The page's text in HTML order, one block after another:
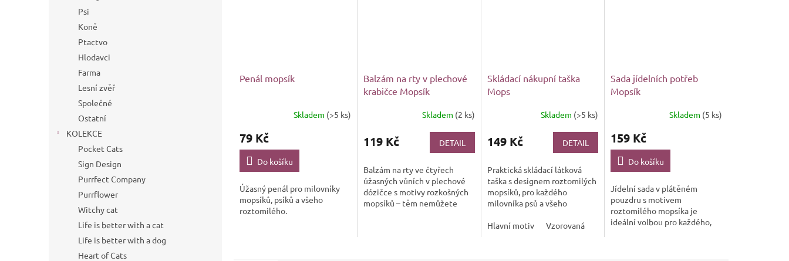
Psi
Koně
Ptactvo
Hlodavci
Farma
Lesní zvěř
Společné
Ostatní
KOLEKCE
Pocket Cats
Sign Design
Purrfect Company
Purrflower
Witchy cat
Life is better with a cat
Life is better with a dog
Heart of Cats
Penál mopsík
Skladem (>5 ks)
79 Kč
Do košíku
Úžasný penál pro milovníky
mopsíků, psíků a všeho
roztomilého.
Balzám na rty v plechové
krabičce Mopsík
Skladem (2 ks)
119 Kč DETAIL
Balzám na rty ve čtyřech
úžasných vůních v plechové
dózičce s motivy rozkošných
mopsíků – těm nemůžete
Skládací nákupní taška
Mops
Skladem (>5 ks)
149 Kč DETAIL
Praktická skládací látková
taška s designem roztomilých
mopsíků, pro každého
milovníka psů a všeho
kočkám nenadržujeme. I
Hlavní motiv Vzorovaná
Sada jídelních potřeb
Mopsík
Skladem (5 ks)
159 Kč
Do košíku
Jídelní sada v plátěném
pouzdru s motivem
roztomilého mopsíka je
ideální volbou pro každého,